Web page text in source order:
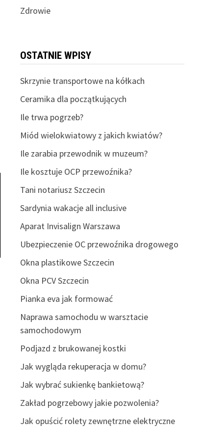
Zdrowie
OSTATNIE WPISY
Skrzynie transportowe na kółkach
Ceramika dla początkujących
Ile trwa pogrzeb?
Miód wielokwiatowy z jakich kwiatów?
Ile zarabia przewodnik w muzeum?
Ile kosztuje OCP przewoźnika?
Tani notariusz Szczecin
Sardynia wakacje all inclusive
Aparat Invisalign Warszawa
Ubezpieczenie OC przewoźnika drogowego
Okna plastikowe Szczecin
Okna PCV Szczecin
Pianka eva jak formować
Naprawa samochodu w warsztacie
samochodowym
Podjazd z brukowanej kostki
Jak wygląda rekuperacja w domu?
Jak wybrać sukienkę bankietową?
Zakład pogrzebowy jakie pozwolenia?
Jak opuścić rolety zewnętrzne elektryczne